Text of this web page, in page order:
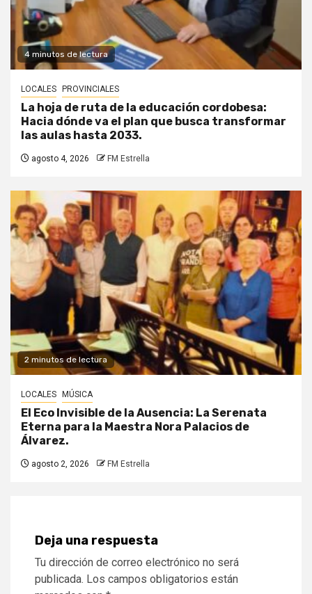
4 minutos de lectura
LOCALES PROVINCIALES
La hoja de ruta de la educación cordobesa:
Hacia dónde va el plan que busca transformar
las aulas hasta 2033.
agosto 4, 2026 FM Estrella
2 minutos de lectura
LOCALES MÚSICA
El Eco Invisible de la Ausencia: La Serenata
Eterna para la Maestra Nora Palacios de
Álvarez.
agosto 2, 2026 FM Estrella
Deja una respuesta
Tu dirección de correo electrónico no será
publicada. Los campos obligatorios están